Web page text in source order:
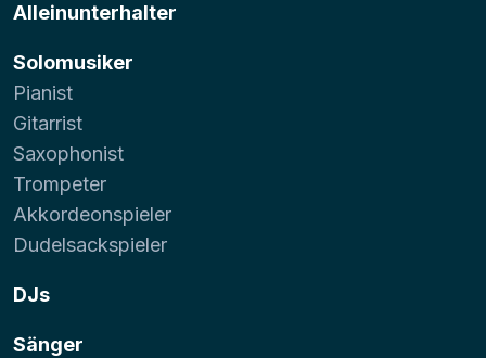
Alleinunterhalter
Solomusiker
Pianist
Gitarrist
Saxophonist
Trompeter
Akkordeonspieler
Dudelsackspieler
DJs
Sänger